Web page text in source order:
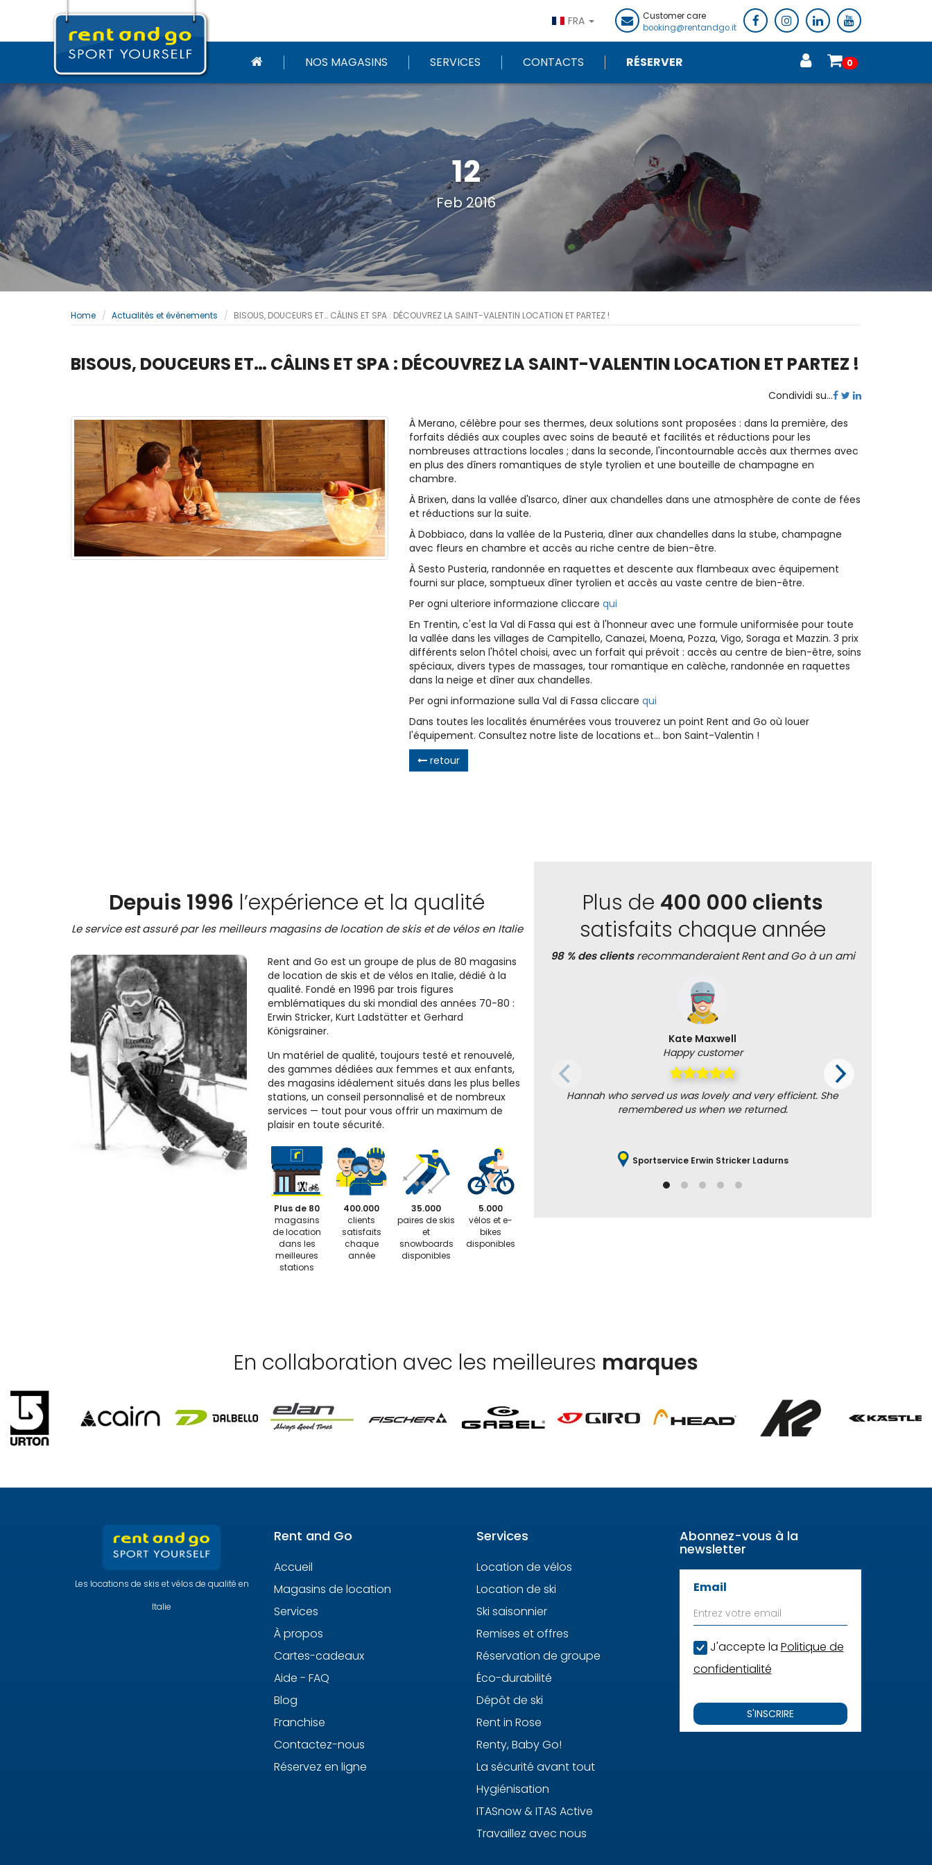
FRA
Customer care
booking@rentandgo.it
NOS MAGASINS SERVICES CONTACTS RÉSERVER 0
12
Feb 2016
Home Actualités et événements BISOUS, DOUCEURS ET… CÂLINS ET SPA : DÉCOUVREZ LA SAINT-VALENTIN LOCATION ET PARTEZ !
BISOUS, DOUCEURS ET… CÂLINS ET SPA : DÉCOUVREZ LA SAINT-VALENTIN LOCATION ET PARTEZ !
Condividi su...
À Merano, célèbre pour ses thermes, deux solutions sont proposées : dans la première, des
forfaits dédiés aux couples avec soins de beauté et facilités et réductions pour les
nombreuses attractions locales ; dans la seconde, l'incontournable accès aux thermes avec
en plus des dîners romantiques de style tyrolien et une bouteille de champagne en
chambre.
À Brixen, dans la vallée d'Isarco, dîner aux chandelles dans une atmosphère de conte de fées
et réductions sur la suite.
À Dobbiaco, dans la vallée de la Pusteria, dîner aux chandelles dans la stube, champagne
avec fleurs en chambre et accès au riche centre de bien-être.
À Sesto Pusteria, randonnée en raquettes et descente aux flambeaux avec équipement
fourni sur place, somptueux dîner tyrolien et accès au vaste centre de bien-être.
Per ogni ulteriore informazione cliccare qui
En Trentin, c'est la Val di Fassa qui est à l'honneur avec une formule uniformisée pour toute
la vallée dans les villages de Campitello, Canazei, Moena, Pozza, Vigo, Soraga et Mazzin. 3 prix
différents selon l'hôtel choisi, avec un forfait qui prévoit : accès au centre de bien-être, soins
spéciaux, divers types de massages, tour romantique en calèche, randonnée en raquettes
dans la neige et dîner aux chandelles.
Per ogni informazione sulla Val di Fassa cliccare qui
Dans toutes les localités énumérées vous trouverez un point Rent and Go où louer
l'équipement. Consultez notre liste de locations et… bon Saint-Valentin !
retour
Plus de 400 000 clients
satisfaits chaque année
98 % des clientsrecommanderaient Rent and Go à un ami
Kate Maxwell
Happy customer
Hannah who served us was lovely and very efficient. She
remembered us when we returned.
Sportservice Erwin Stricker Ladurns
Depuis 1996 l’expérience et la qualité
Le service est assuré par les meilleurs magasins de location de skis et de vélos en Italie
Rent and Go est un groupe de plus de 80 magasins
de location de skis et de vélos en Italie, dédié à la
qualité. Fondé en 1996 par trois figures
emblématiques du ski mondial des années 70-80 :
Erwin Stricker, Kurt Ladstätter et Gerhard
Königsrainer.
Un matériel de qualité, toujours testé et renouvelé,
des gammes dédiées aux femmes et aux enfants,
des magasins idéalement situés dans les plus belles
stations, un conseil personnalisé et de nombreux
services — tout pour vous offrir un maximum de
plaisir en toute sécurité.
Plus de 80
magasins
de location
dans les
meilleures
stations
400.000
clients
satisfaits
chaque
année
35.000
paires de skis
et
snowboards
disponibles
5.000
vélos et e-
bikes
disponibles
En collaboration avec les meilleures marques
Les locations de skis et vélos de qualité en
Italie
Rent and Go
Accueil
Magasins de location
Services
À propos
Cartes-cadeaux
Aide - FAQ
Blog
Franchise
Contactez-nous
Réservez en ligne
Services
Location de vélos
Location de ski
Ski saisonnier
Remises et offres
Réservation de groupe
Éco-durabilité
Dépôt de ski
Rent in Rose
Renty, Baby Go!
La sécurité avant tout
Hygiénisation
ITASnow & ITAS Active
Travaillez avec nous
Abonnez-vous à la
newsletter
Email
J'accepte la Politique de
confidentialité
S'INSCRIRE